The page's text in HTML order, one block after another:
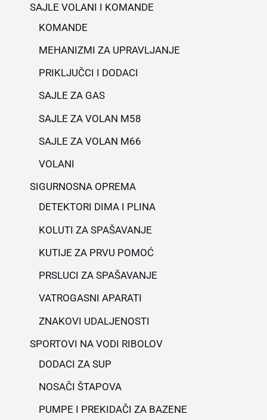
SAJLE VOLANI I KOMANDE
KOMANDE
MEHANIZMI ZA UPRAVLJANJE
PRIKLJUČCI I DODACI
SAJLE ZA GAS
SAJLE ZA VOLAN M58
SAJLE ZA VOLAN M66
VOLANI
SIGURNOSNA OPREMA
DETEKTORI DIMA I PLINA
KOLUTI ZA SPAŠAVANJE
KUTIJE ZA PRVU POMOĆ
PRSLUCI ZA SPAŠAVANJE
VATROGASNI APARATI
ZNAKOVI UDALJENOSTI
SPORTOVI NA VODI RIBOLOV
DODACI ZA SUP
NOSAČI ŠTAPOVA
PUMPE I PREKIDAČI ZA BAZENE